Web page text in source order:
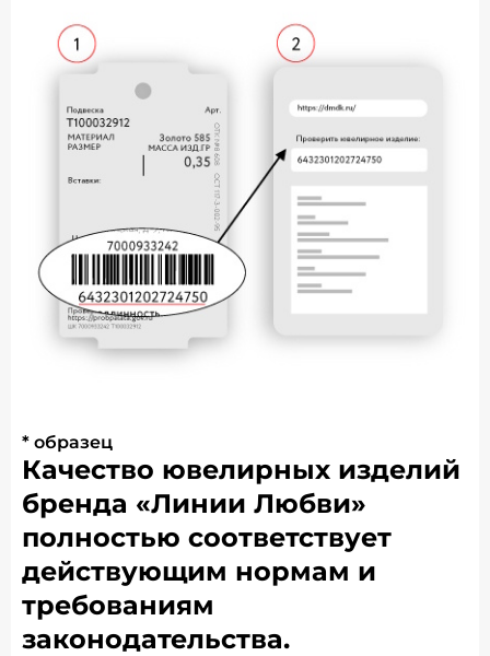
* образец
Качество ювелирных изделий
бренда «Линии Любви»
полностью соответствует
действующим нормам и
требованиям
законодательства.